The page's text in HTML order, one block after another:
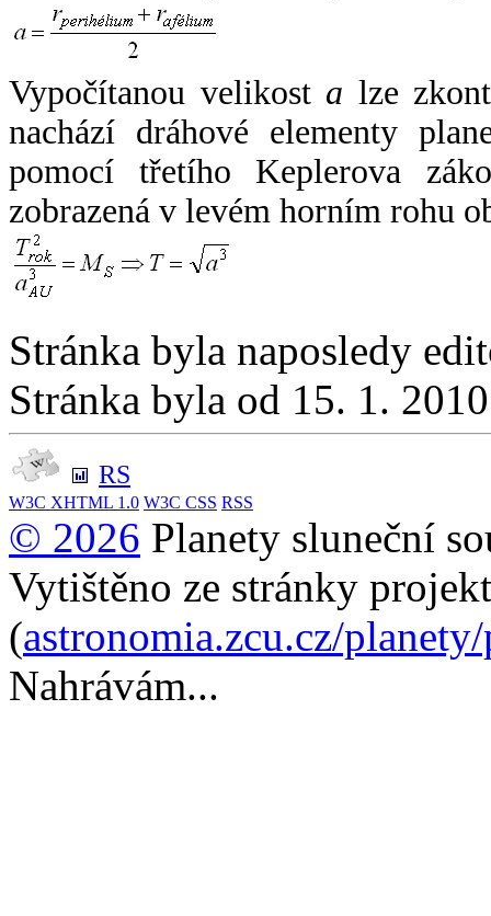
Vypočítanou velikost a lze
nachází dráhové elementy
pomocí třetího Keplerova
zobrazená v levém horním rohu
Stránka byla naposledy
Stránka byla od 15. 1.
RS
W3C XHTML 1.0 W3C CSS RSS
© 2026 Planety sluneční
Vytištěno ze stránky
(astronomia.zcu.cz/
Nahrávám...